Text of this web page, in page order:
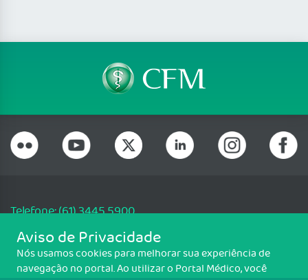
Telefone: (61) 3445 5900
Email: cfm@portalmedico.org.br
SGAS 616, Conjunto D, Lote 115, L2 Sul, Brasília/DF - CEP: 70200-760 -
CNPJ: 33.583.550/0001-30
Aviso de Privacidade
Nós usamos cookies para melhorar sua experiência de
navegação no portal. Ao utilizar o Portal Médico, você